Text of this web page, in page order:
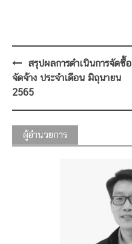
Post
navigation
สรุปผลการดำเนินการจัดซื้อ
จัดจ้าง ประจำเดือน มิถุนายน
2565
ผู้อำนวยการ